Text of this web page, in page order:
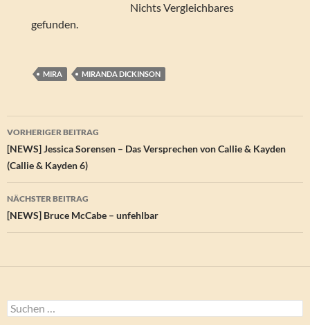
Nichts Vergleichbares
gefunden.
MIRA MIRANDA DICKINSON
Beitragsnavigation
VORHERIGER BEITRAG
[NEWS] Jessica Sorensen – Das Versprechen von Callie & Kayden
(Callie & Kayden 6)
NÄCHSTER BEITRAG
[NEWS] Bruce McCabe – unfehlbar
Suchen
nach: